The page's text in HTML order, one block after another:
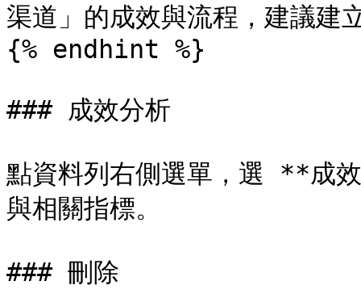
渠道」的成效與流程，建議建
{% endhint %}
### 成效分析
點資料列右側選單，選 **成
與相關指標。
### 刪除